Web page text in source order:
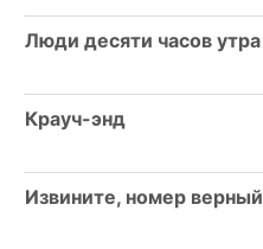
Люди десяти часов утра
Крауч-энд
Извините, номер верный